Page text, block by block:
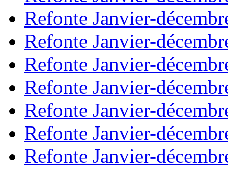
Refonte Janvier-
Refonte Janvier-
Refonte Janvier-
Refonte Janvier-
Refonte Janvier-
Refonte Janvier-
Refonte Janvier-